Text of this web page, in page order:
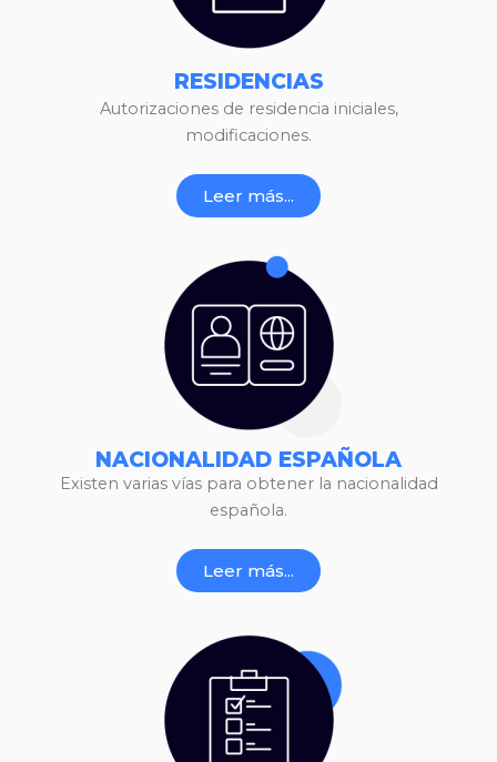
RESIDENCIAS
Autorizaciones de residencia iniciales,
modificaciones.
Leer más...
NACIONALIDAD ESPAÑOLA
Existen varias vías para obtener la nacionalidad
española.
Leer más...